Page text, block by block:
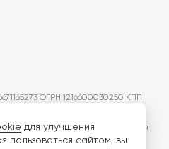
ОГРН 1216600030250 КПП
публичной офертой. Изображения
товаров. Поставщик оставляет за
товаров без
для улучшения
пользоваться сайтом, вы